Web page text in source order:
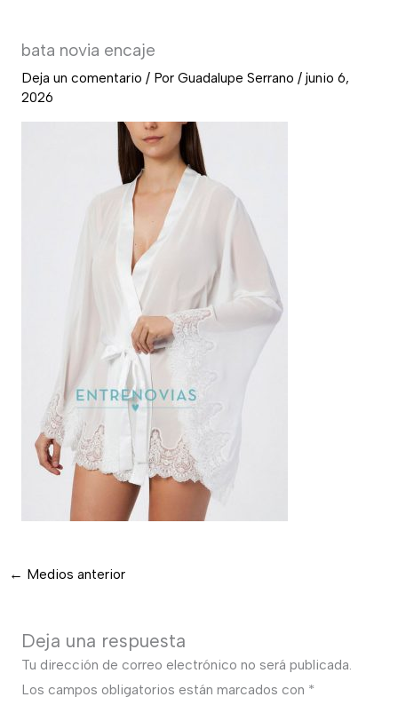
bata novia encaje
Deja un comentario / Por Guadalupe Serrano / junio 6,
2026
← Medios anterior
Deja una respuesta
Tu dirección de correo electrónico no será publicada.
Los campos obligatorios están marcados con *